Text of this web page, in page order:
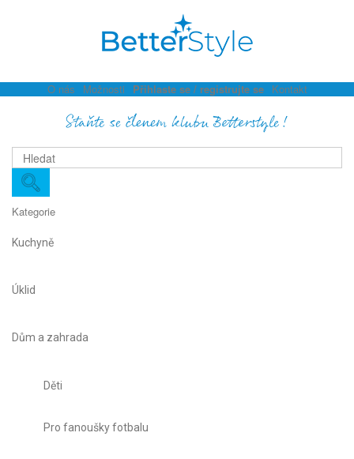
O nás Možnosti Přihlaste se / registrujte se Kontakt
Staňte se členem klubu Betterstyle!
Kategorie
Kuchyně
Úklid
Dům a zahrada
Děti
Pro fanoušky fotbalu